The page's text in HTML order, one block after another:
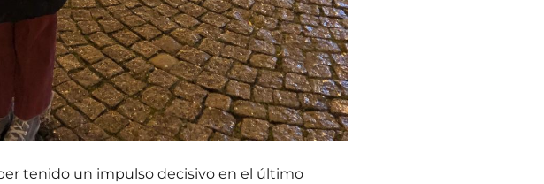
tenido un impulso decisivo en el último